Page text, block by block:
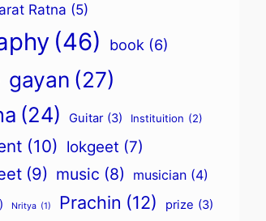
Ratna (5)
(46) book (6)
gayan (27)
(24) Guitar (3) Instituition (2)
(10) lokgeet (7)
(9) music (8) musician (4)
Nritya (1) Prachin (12) prize (3)